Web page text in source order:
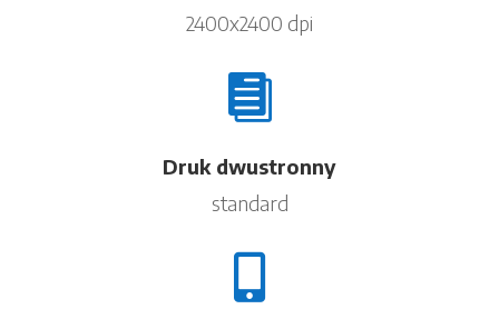
2400x2400 dpi

Druk dwustronny
standard
